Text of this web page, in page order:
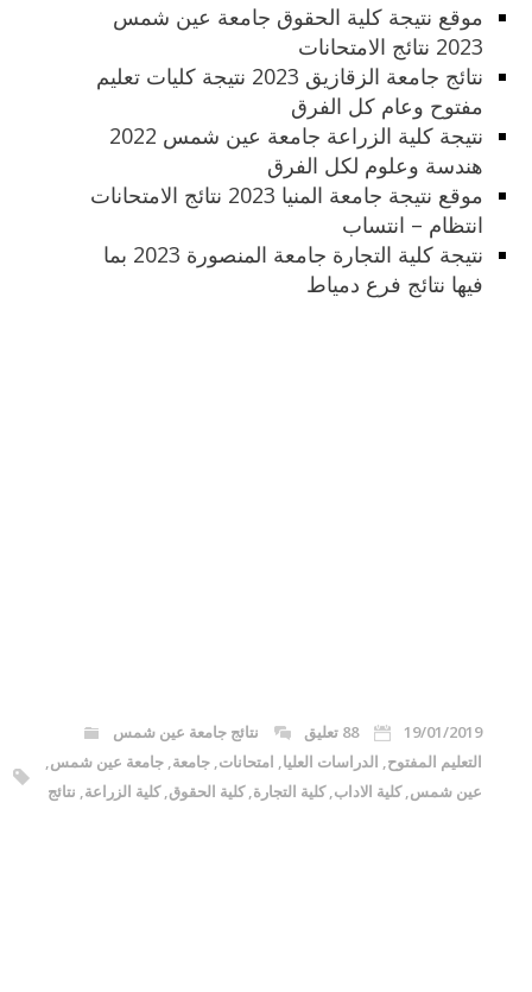
موقع نتيجة كلية الحقوق جامعة عين شمس
2023 نتائج الامتحانات
نتائج جامعة الزقازيق 2023 نتيجة كليات تعليم
مفتوح وعام كل الفرق
نتيجة كلية الزراعة جامعة عين شمس 2022
هندسة وعلوم لكل الفرق
موقع نتيجة جامعة المنيا 2023 نتائج الامتحانات
انتظام – انتساب
نتيجة كلية التجارة جامعة المنصورة 2023 بما
فيها نتائج فرع دمياط
19/01/2019 88 تعليق
نتائج جامعة عين شمس
التعليم المفتوح الدراسات العليا امتحانات ,جامعة ,جامعة عين شمس
عين شمس ,كلية الاداب ,كلية التجارة ,كلية الحقوق ,كلية الزراعة نتائج